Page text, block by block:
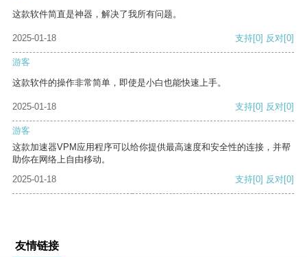
这款软件简直是神器，解决了我所有问题。
2025-01-18 支持[0] 反对[0]
游客
这款软件的操作非常简单，即使是小白也能快速上手。
2025-01-18 支持[0] 反对[0]
游客
这款加速器VPM应用程序可以给你提供最高速度和安全性的连接，并帮
助你在网络上自由移动。
2025-01-18
支持[0] 反对[0]
友情链接